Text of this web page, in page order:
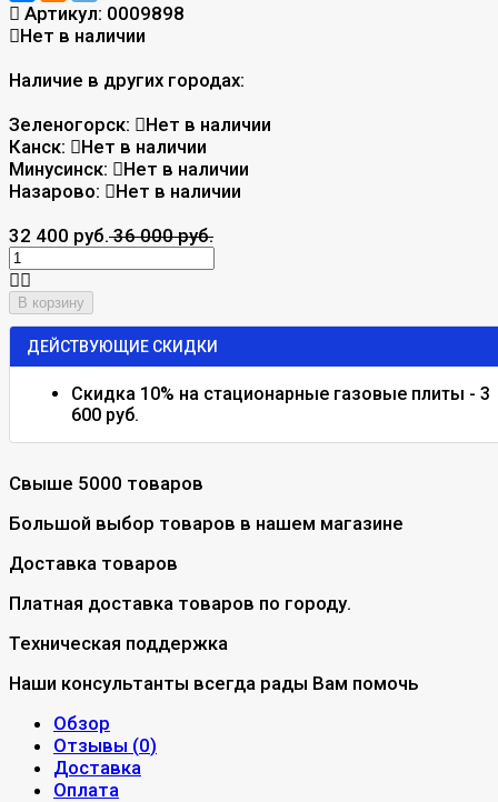
Артикул: 0009898
Нет в наличии
Наличие в других городах:
Зеленогорск:
Нет в наличии
Канск:
Нет в наличии
Минусинск:
Нет в наличии
Назарово:
Нет в наличии
32 400 руб.36 000 руб.
В корзину
ДЕЙСТВУЮЩИЕ СКИДКИ
Скидка 10% на стационарные газовые плиты - 3
600 руб.
Свыше 5000 товаров
Большой выбор товаров в нашем магазине
Доставка товаров
Платная доставка товаров по городу.
Техническая поддержка
Наши консультанты всегда рады Вам помочь
Обзор
Отзывы (0)
Доставка
Оплата